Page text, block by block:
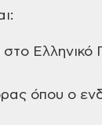
Ελληνικό
όπου ο